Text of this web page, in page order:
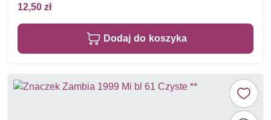
12,50 zł
Dodaj do koszyka